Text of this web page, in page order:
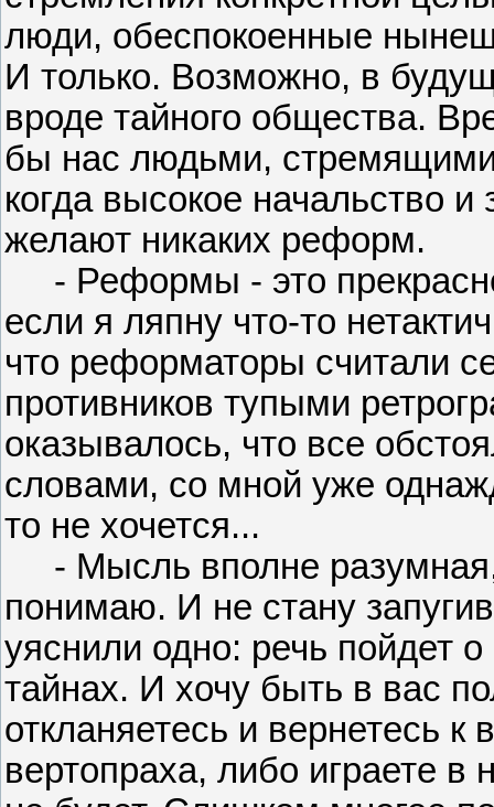
люди, обеспокоенные
И только. Возможно, в
вроде тайного общества.
бы нас людьми,
когда высокое начальство
желают никаких реформ.
- Реформы - это
если я ляпну что-то
что реформаторы считали
противников тупыми
оказывалось, что все
словами, со мной уже
то не хочется...
- Мысль вполне
понимаю. И не стану
уяснили одно: речь пойдет
тайнах. И хочу быть в вас
откланяетесь и вернетесь к
вертопраха, либо играете